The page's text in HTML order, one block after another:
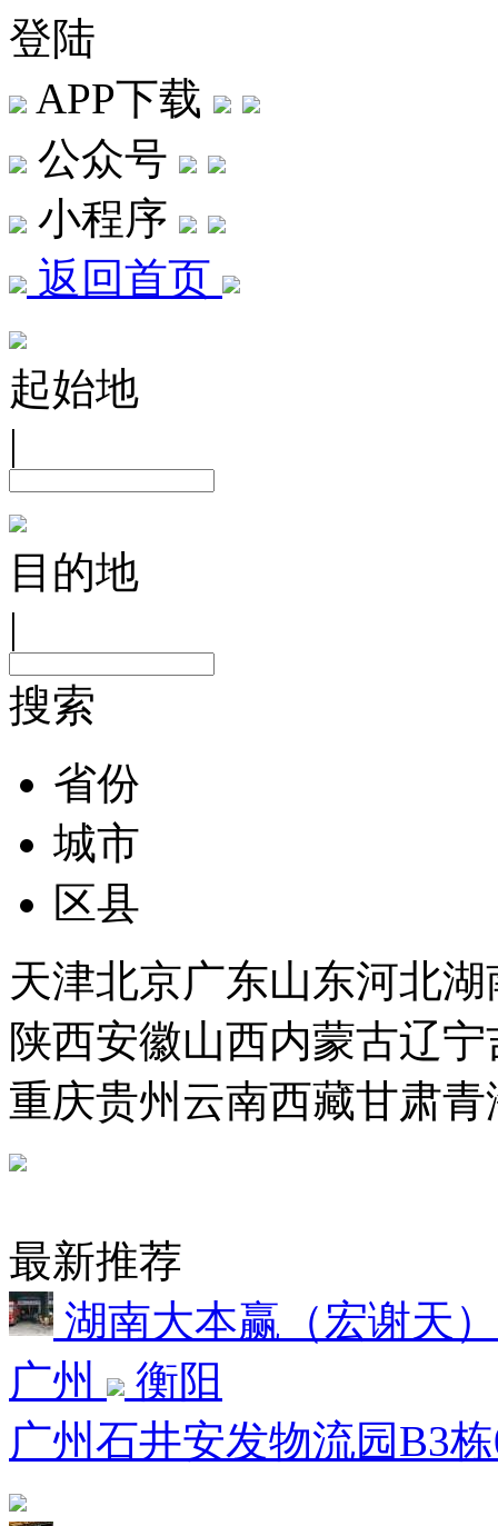
登陆
APP下载
公众号
小程序
返回首页
起始地
|
目的地
|
搜索
省份
城市
区县
天津北京广东山东河北湖
陕西安徽山西内蒙古辽宁
重庆贵州 云南西藏甘肃青
最新推荐
湖南大本赢（宏谢天
广州
衡阳
广州石井安发物流园B3